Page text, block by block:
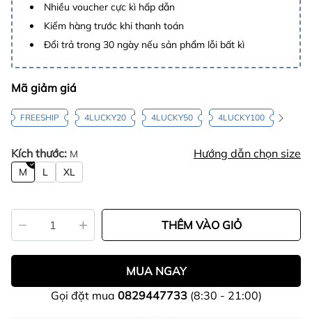
Nhiều voucher cực kì hấp dẫn
Kiểm hàng trước khi thanh toán
Đổi trả trong 30 ngày nếu sản phẩm lỗi bất kì
Mã giảm giá
FREESHIP 4LUCKY20 4LUCKY50 4LUCKY100
Kích thước: M Hướng dẫn chọn size
M L XL
THÊM VÀO GIỎ
MUA NGAY
Gọi đặt mua 0829447733(8:30 - 21:00)